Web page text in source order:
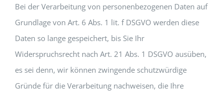
Bei der Verarbeitung von personenbezogenen Daten auf
Grundlage von Art. 6 Abs. 1 lit. f DSGVO werden diese
Daten so lange gespeichert, bis Sie Ihr
Widerspruchsrecht nach Art. 21 Abs. 1 DSGVO ausüben,
es sei denn, wir können zwingende schutzwürdige
Gründe für die Verarbeitung nachweisen, die Ihre